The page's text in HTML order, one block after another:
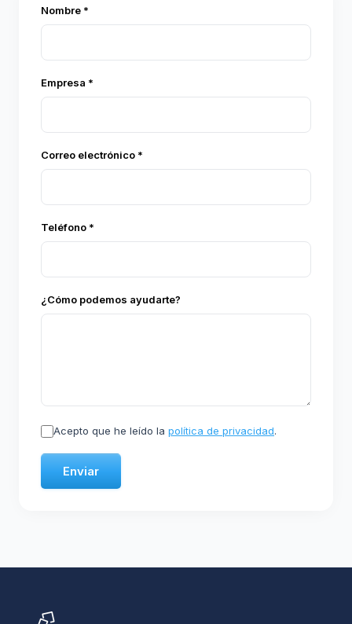
Nombre *
Empresa *
Correo electrónico *
Teléfono *
¿Cómo podemos ayudarte?
Acepto que he leído la política de privacidad.
Enviar